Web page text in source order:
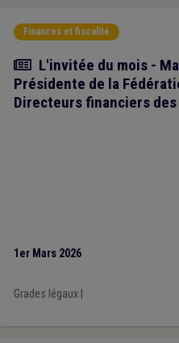
Finances et fiscalité
Article
L'invitée du mois -
Présidente de la
Directeurs financiers
1er Mars 2026
Grades légaux|